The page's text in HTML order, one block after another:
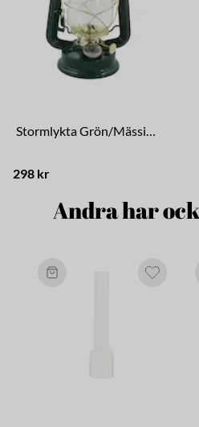
Stormlykta Grön/Mässing Liten
298 kr
Andra har